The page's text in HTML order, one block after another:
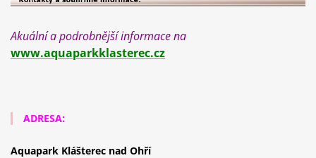
Akuální a podrobnější informace na
www.aquaparkklasterec.cz
ADRESA:
Aquapark Klášterec nad Ohří